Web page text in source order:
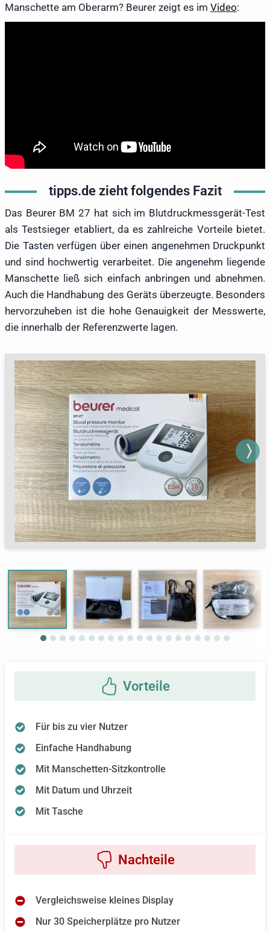
Manschette am Oberarm? Beurer zeigt es im Video:
tipps.de zieht folgendes Fazit
Das Beurer BM 27 hat sich im Blutdruckmessgerät-Test
als Testsieger etabliert, da es zahlreiche Vorteile bietet.
Die Tasten verfügen über einen angenehmen Druckpunkt
und sind hochwertig verarbeitet. Die angenehm liegende
Manschette ließ sich einfach anbringen und abnehmen.
Auch die Handhabung des Geräts überzeugte. Besonders
hervorzuheben ist die hohe Genauigkeit der Messwerte,
die innerhalb der Referenzwerte lagen.
Next
Next
Für bis zu vier Nutzer
Einfache Handhabung
Mit Manschetten-Sitzkontrolle
Mit Datum und Uhrzeit
Mit Tasche
Vergleichsweise kleines Display
Nur 30 Speicherplätze pro Nutzer